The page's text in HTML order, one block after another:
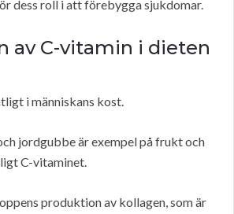
dess roll i att förebygga sjukdomar.
av C-vitamin i dieten
i människans kost.
jordgubbe är exempel på frukt och
C-vitaminet.
produktion av kollagen, som är